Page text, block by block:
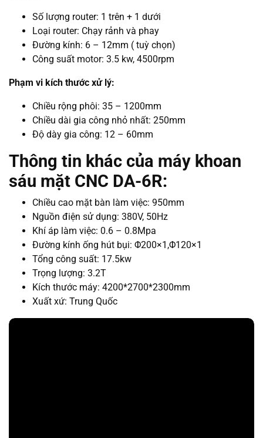
Số lượng router: 1 trên + 1 dưới
Loại router: Chạy rảnh và phay
Đường kính: 6 – 12mm ( tuỳ chọn)
Công suất motor: 3.5 kw, 4500rpm
Phạm vi kích thước xử lý:
Chiều rộng phôi: 35 – 1200mm
Chiều dài gia công nhỏ nhất: 250mm
Độ dày gia công: 12 – 60mm
Thông tin khác của máy khoan
sáu mặt CNC DA-6R:
Chiều cao mặt bàn làm việc: 950mm
Nguồn điện sử dụng: 380V, 50Hz
Khí áp làm việc: 0.6 – 0.8Mpa
Đường kính ống hút bụi: Φ200×1,Φ120×1
Tổng công suất: 17.5kw
Trọng lượng: 3.2T
Kích thước máy: 4200*2700*2300mm
Xuất xứ: Trung Quốc